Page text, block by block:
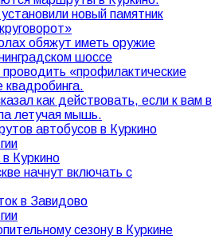
новый памятник
обяжут иметь оружие
шоссе
«профилактические
как действовать, если к вам в
летучая мышь.
автобусов в Куркино
Куркино
начнут включать с
в Завидово
сезону в Куркине